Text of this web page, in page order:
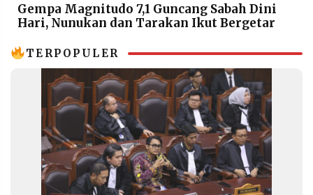
KAMI
Gempa Magnitudo 7,1 Guncang Sabah Dini
Hari, Nunukan dan Tarakan Ikut Bergetar
TERPOPULER